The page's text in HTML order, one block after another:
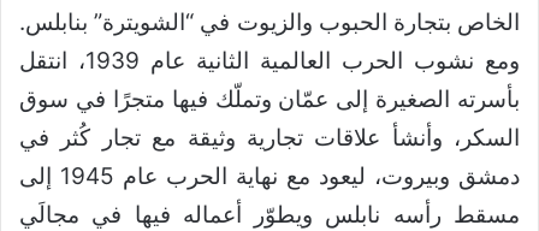
الخاص بتجارة الحبوب والزيوت في “الشويترة” بنابلس.
ومع نشوب الحرب العالمية الثانية عام 1939، انتقل
بأسرته الصغيرة إلى عمّان وتملّك فيها متجرًا في سوق
السكر، وأنشأ علاقات تجارية وثيقة مع تجار كُثر في
دمشق وبيروت، ليعود مع نهاية الحرب عام 1945 إلى
مسقط رأسه نابلس ويطوّر أعماله فيها في مجالَي